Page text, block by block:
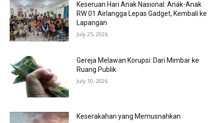
Keseruan Hari Anak Nasional: Anak-Anak
RW 01 Airlangga Lepas Gadget, Kembali ke
Lapangan
July 25, 2026
Gereja Melawan Korupsi: Dari Mimbar ke
Ruang Publik
July 10, 2026
Keserakahan yang Memusnahkan